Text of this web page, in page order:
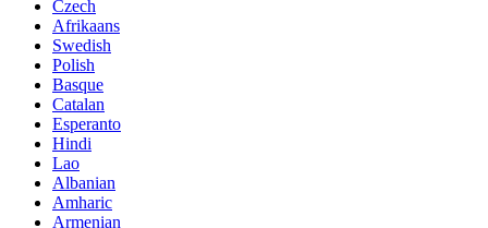
Czech
Afrikaans
Swedish
Polish
Basque
Catalan
Esperanto
Hindi
Lao
Albanian
Amharic
Armenian